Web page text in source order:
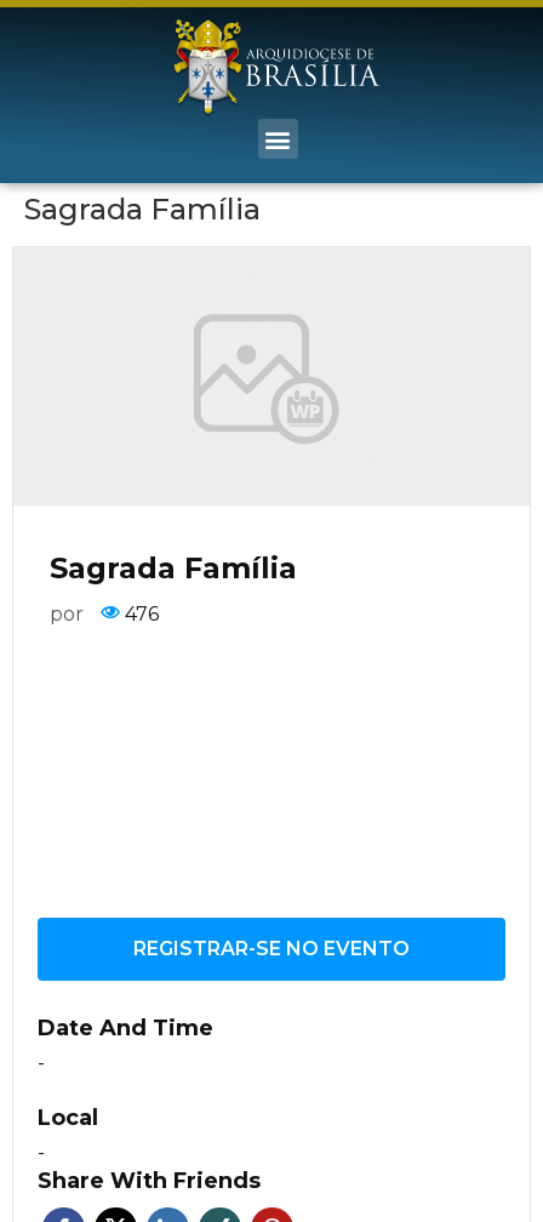
Sagrada Família
Sagrada Família
por 476
REGISTRAR-SE NO EVENTO
Date And Time
-
Local
-
Share With Friends